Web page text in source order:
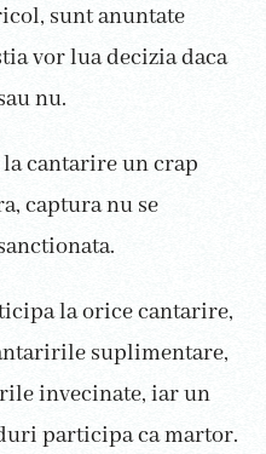
sunt anuntate
vor lua decizia daca
nu.
la cantarire un crap
captura nu se
la orice cantarire,
suplimentare,
invecinate, iar un
participa ca martor.